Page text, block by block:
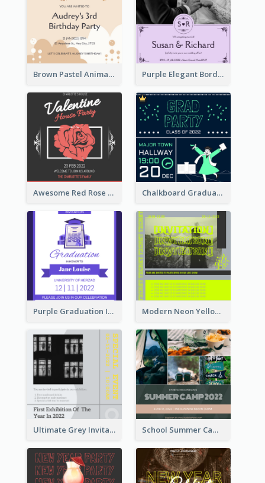
Brown Pastel Animals Cartoon Baby Birthday Invitation Purple Elegant Border With Photo Wedding Invitation
Awesome Red Rose Valentine Celebration Invitation Chalkboard Graduation Party Invitation
Purple Graduation Invitation Modern Neon Yellow Live Band Invitation Design Idea
Ultimate Grey Invitation Design Template School Summer Camp Invitation